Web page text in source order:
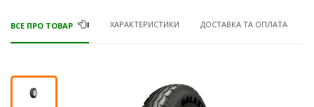
Відгуки
ВСЕ ПРО ТОВАР ХАРАКТЕРИСТИКИ ДОСТАВКА ТА ОПЛАТА